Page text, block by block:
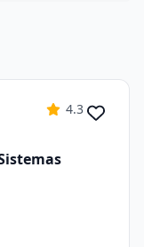
4.3